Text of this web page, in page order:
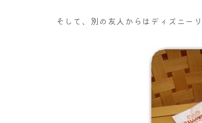
そして、別の友人からはディズニー